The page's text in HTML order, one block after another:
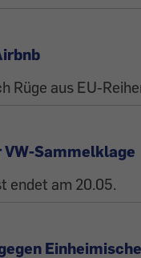
Rüge aus EU-
Sammelklage
endet am 20.05.